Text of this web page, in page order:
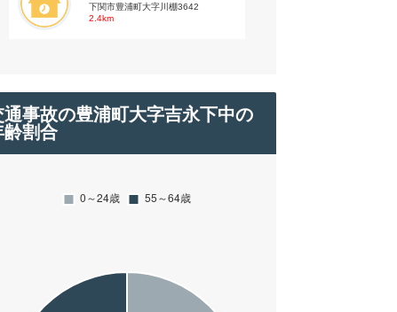
下関市豊浦町大字川棚3642
2.4km
通事故の豊浦町大字吉永下中の
齢割合